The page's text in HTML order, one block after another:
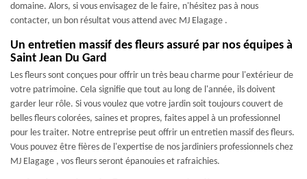
domaine. Alors, si vous envisagez de le faire, n'hésitez pas à nous
contacter, un bon résultat vous attend avec MJ Elagage .
Un entretien massif des fleurs assuré par nos équipes à
Saint Jean Du Gard
Les fleurs sont conçues pour offrir un très beau charme pour l'extérieur de
votre patrimoine. Cela signifie que tout au long de l'année, ils doivent
garder leur rôle. Si vous voulez que votre jardin soit toujours couvert de
belles fleurs colorées, saines et propres, faites appel à un professionnel
pour les traiter. Notre entreprise peut offrir un entretien massif des fleurs.
Vous pouvez être fières de l'expertise de nos jardiniers professionnels chez
MJ Elagage , vos fleurs seront épanouies et rafraichies.